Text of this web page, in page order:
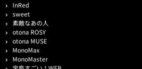
InRed
sweet
素敵なあの人
otona ROSY
otona MUSE
MonoMax
MonoMaster